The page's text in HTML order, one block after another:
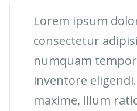
Lorem ipsum
consectetur
numquam
inventore
maxime, illum